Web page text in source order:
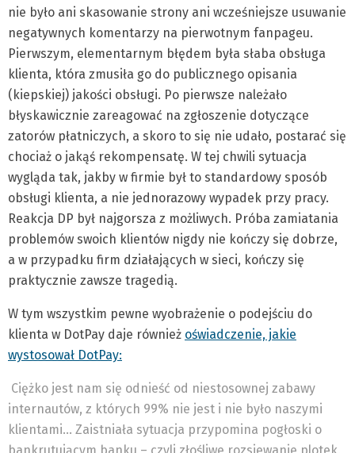
nie było ani skasowanie strony ani wcześniejsze usuwanie
negatywnych komentarzy na pierwotnym fanpageu.
Pierwszym, elementarnym błędem była słaba obsługa
klienta, która zmusiła go do publicznego opisania
(kiepskiej) jakości obsługi. Po pierwsze należało
błyskawicznie zareagować na zgłoszenie dotyczące
zatorów płatniczych, a skoro to się nie udało, postarać się
chociaż o jakąś rekompensatę. W tej chwili sytuacja
wygląda tak, jakby w firmie był to standardowy sposób
obsługi klienta, a nie jednorazowy wypadek przy pracy.
Reakcja DP był najgorsza z możliwych. Próba zamiatania
problemów swoich klientów nigdy nie kończy się dobrze,
a w przypadku firm działających w sieci, kończy się
praktycznie zawsze tragedią.
W tym wszystkim pewne wyobrażenie o podejściu do
klienta w DotPay daje również oświadczenie, jakie
wystosował DotPay:
Ciężko jest nam się odnieść od niestosownej zabawy
internautów, z których 99% nie jest i nie było naszymi
klientami… Zaistniała sytuacja przypomina pogłoski o